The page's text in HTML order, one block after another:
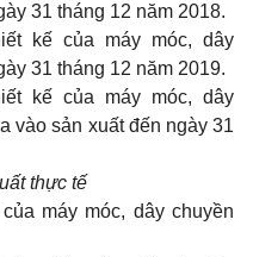
31 tháng 12 năm 2018.
kế của máy móc, dây
31 tháng 12 năm 2019.
kế của máy móc, dây
vào sản xuất đến ngày 31
thực tế
máy móc, dây chuyền